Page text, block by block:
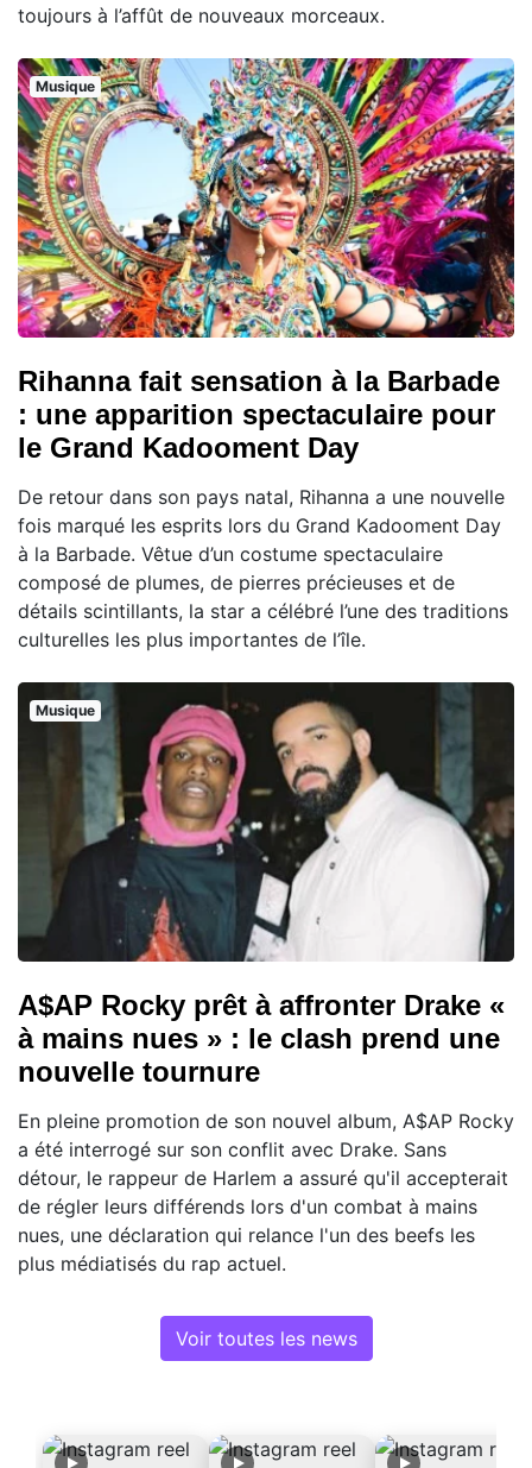
toujours à l’affût de nouveaux morceaux.
Musique
Rihanna fait sensation à la Barbade
: une apparition spectaculaire pour
le Grand Kadooment Day
De retour dans son pays natal, Rihanna a une nouvelle
fois marqué les esprits lors du Grand Kadooment Day
à la Barbade. Vêtue d’un costume spectaculaire
composé de plumes, de pierres précieuses et de
détails scintillants, la star a célébré l’une des traditions
culturelles les plus importantes de l’île.
Musique
A$AP Rocky prêt à affronter Drake «
à mains nues » : le clash prend une
nouvelle tournure
En pleine promotion de son nouvel album, A$AP Rocky
a été interrogé sur son conflit avec Drake. Sans
détour, le rappeur de Harlem a assuré qu'il accepterait
de régler leurs différends lors d'un combat à mains
nues, une déclaration qui relance l'un des beefs les
plus médiatisés du rap actuel.
Voir toutes les news